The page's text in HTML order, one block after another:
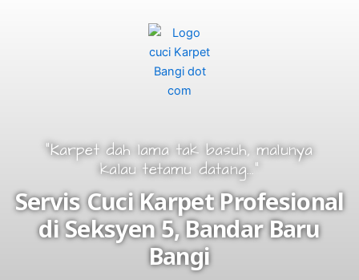
"Karpet dah lama tak basuh, malunya
kalau tetamu datang..."
Servis Cuci Karpet Profesional
di Seksyen 5, Bandar Baru
Bangi